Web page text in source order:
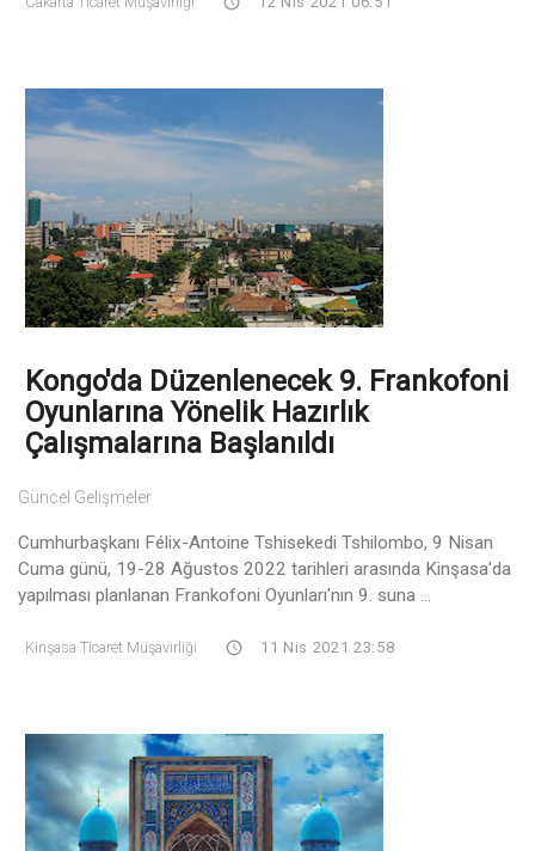
Kongo'da Düzenlenecek 9. Frankofoni
Oyunlarına Yönelik Hazırlık
Çalışmalarına Başlanıldı
Güncel Gelişmeler
Cumhurbaşkanı Félix-Antoine Tshisekedi Tshilombo, 9 Nisan
Cuma günü, 19-28 Ağustos 2022 tarihleri ​​arasında Kinşasa'da
yapılması planlanan Frankofoni Oyunları'nın 9. suna ...
Kinşasa Ticaret Müşavirliği 11 Nis 2021 23:58